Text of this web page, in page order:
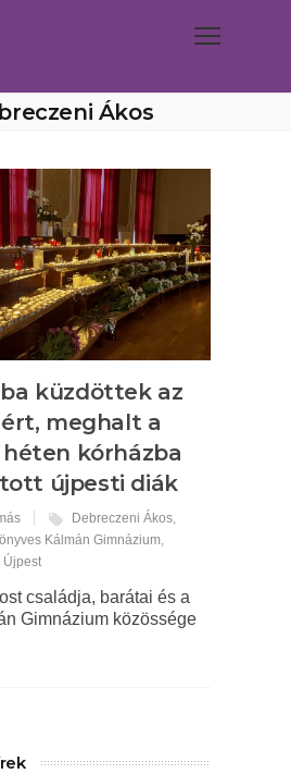
Ákos
küzdöttek az
meghalt a
kórházba
újpesti diák
Debreczeni Ákos
Kálmán Gimnázium
Újpest
családja, barátai és a
Gimnázium közössége